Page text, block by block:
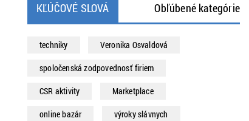
KĽÚČOVÉ SLOVÁ Obľúbené kategórie
techniky
Veronika Osvaldová
spoločenská zodpovednosť firiem
CSR aktivity
Marketplace
online bazár
výroky slávnych